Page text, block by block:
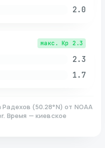
2.0
макс. Kp 2.3
2.3
1.7
Радехов (50.28°N)от NOAA
Время — киевское